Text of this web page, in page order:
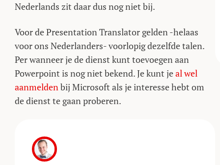
Nederlands zit daar dus nog niet bij.
Voor de Presentation Translator gelden -helaas
voor ons Nederlanders- voorlopig dezelfde talen.
Per wanneer je de dienst kunt toevoegen aan
Powerpoint is nog niet bekend. Je kunt jeal wel
aanmeldenbij Microsoft als je interesse hebt om
de dienst te gaan proberen.